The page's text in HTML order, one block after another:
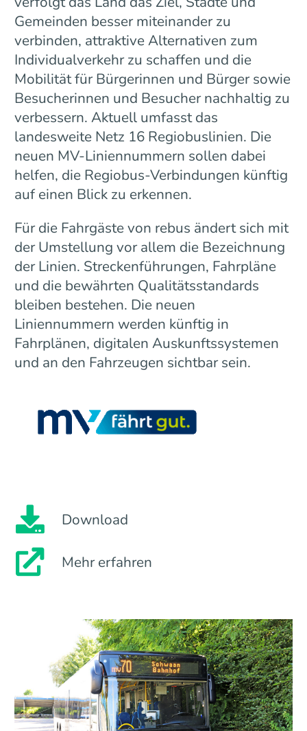
Gemeinden besser miteinander zu
verbinden, attraktive Alternativen zum
Individualverkehr zu schaffen und die
Mobilität für Bürgerinnen und Bürger sowie
Besucherinnen und Besucher nachhaltig zu
verbessern. Aktuell umfasst das
landesweite Netz 16 Regiobuslinien. Die
neuen MV-Liniennummern sollen dabei
helfen, die Regiobus-Verbindungen künftig
auf einen Blick zu erkennen.
Für die Fahrgäste von rebus ändert sich mit
der Umstellung vor allem die Bezeichnung
der Linien. Streckenführungen, Fahrpläne
und die bewährten Qualitätsstandards
bleiben bestehen. Die neuen
Liniennummern werden künftig in
Fahrplänen, digitalen Auskunftssystemen
und an den Fahrzeugen sichtbar sein.
Download
Mehr erfahren